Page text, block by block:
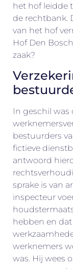
het hof leidde
de rechtbank.
van het hof
Hof Den
zaak?
In geschil was
bestuurders
fictieve
antwoord
sprake is van
inspecteur
hebben en
werknemers
was. Hij wees